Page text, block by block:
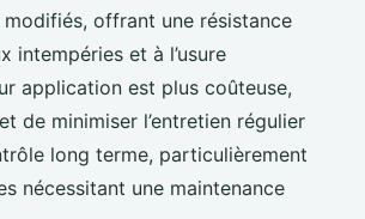
offrant une résistance
intempéries et à l’usure
application est plus coûteuse,
de minimiser l’entretien régulier
long terme, particulièrement
nécessitant une maintenance